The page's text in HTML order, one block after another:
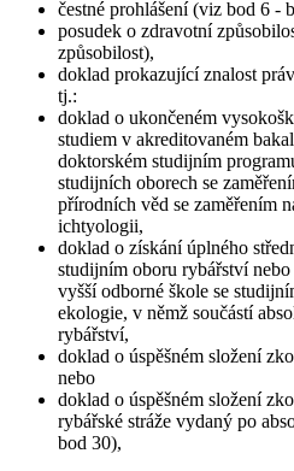
čestné prohlášení (viz bod 6 -
posudek o zdravotní
způsobilost),
doklad prokazující znalost
tj.:
doklad o ukončeném
studiem v akreditovaném
doktorském studijním
studijních oborech se
přírodních věd se zaměřením
ichtyologii,
doklad o získání úplného
studijním oboru rybářství
vyšší odborné škole se
ekologie, v němž součástí
rybářství,
doklad o úspěšném složení
nebo
doklad o úspěšném složení
rybářské stráže vydaný po
bod 30),